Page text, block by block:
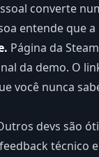
converte
entende que
Página da
da demo. O
você nunca
devs são
técnico